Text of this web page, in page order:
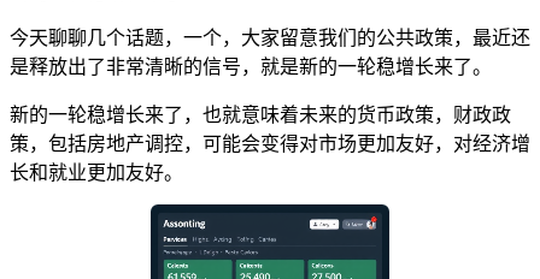
今天聊聊几个话题，一个，大家留意我们的公共政策，最近还
是释放出了非常清晰的信号，就是新的一轮稳增长来了。
新的一轮稳增长来了，也就意味着未来的货币政策，财政政
策，包括房地产调控，可能会变得对市场更加友好，对经济增
长和就业更加友好。